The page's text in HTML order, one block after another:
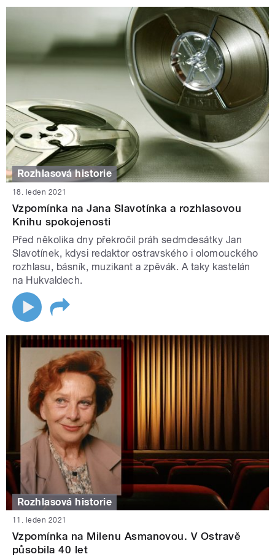
Rozhlasová historie
18. leden 2021
Vzpomínka na Jana Slavotínka a rozhlasovou
Knihu spokojenosti
Před několika dny překročil práh sedmdesátky Jan
Slavotínek, kdysi redaktor ostravského i olomouckého
rozhlasu, básník, muzikant a zpěvák. A taky kastelán
na Hukvaldech.
Rozhlasová historie
11. leden 2021
Vzpomínka na Milenu Asmanovou. V Ostravě
působila 40 let